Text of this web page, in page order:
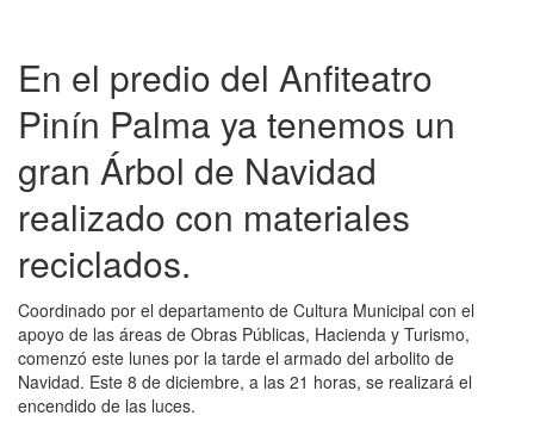
En el predio del Anfiteatro
Pinín Palma ya tenemos un
gran Árbol de Navidad
realizado con materiales
reciclados.
Coordinado por el departamento de Cultura Municipal con el
apoyo de las áreas de Obras Públicas, Hacienda y Turismo,
comenzó este lunes por la tarde el armado del arbolito de
Navidad. Este 8 de diciembre, a las 21 horas, se realizará el
encendido de las luces.